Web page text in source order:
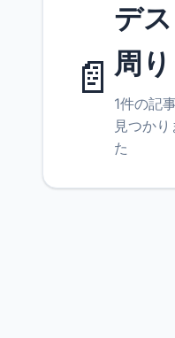
📄
デ
周り
1件の記
見つかり
た